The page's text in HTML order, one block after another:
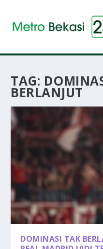
TAG:
BERLANJUT
DOMINASI TAK